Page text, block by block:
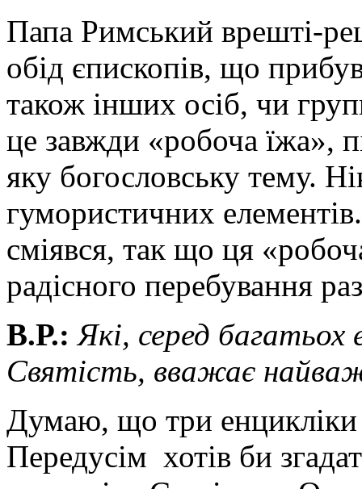
Папа Римський врешті-
обід єпископів, що
також інших осіб, чи
це завжди «робоча їжа»,
яку богословську тему.
гумористичних
сміявся, так що ця
радісного перебування
В.Р.: Які, серед
Святість, вважає
Думаю, що три енцикліки
Передусім хотів би